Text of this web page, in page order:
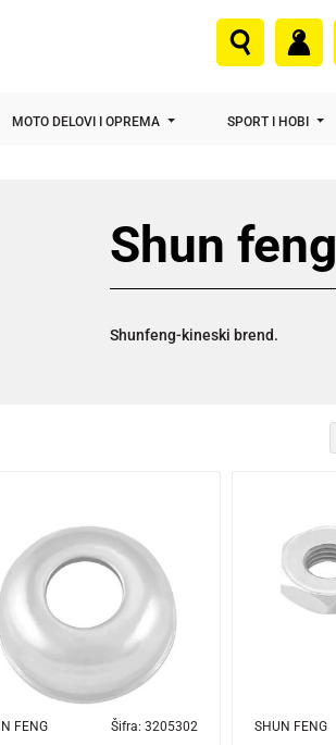
MOTO DELOVI I OPREMA SPORT I HOBI
Shun feng
Shunfeng-kineski brend.
FENG Šifra:3205302 SHUN FENG